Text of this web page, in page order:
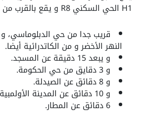
H1 الحي السكني R8 و يقع بالقرب من عده اماكن اهمها:
قريب جدا من حي الدبلوماسي، و
النهر الأخضر و من الكاتدرائية أيضا.
و يبعد 15 دقيقة عن المسجد.
و 3 دقايق من حي الحكومة.
و 8 دقائق عن الصيدلة.
و 10 دقائق عن المدينة الأولمبية.
6 دقائق عن المطار.